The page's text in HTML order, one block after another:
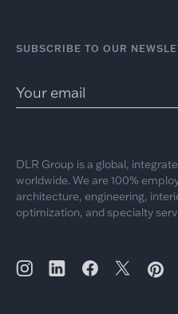
SUBSCRIBE TO OUR
DLR Group is a global,
worldwide. We are 100%
architecture, engineering,
optimization, and specialty